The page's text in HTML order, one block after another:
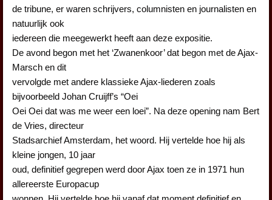
de tribune, er waren schrijvers, columnisten en journalisten en
natuurlijk ook
iedereen die meegewerkt heeft aan deze expositie.
De avond begon met het ‘Zwanenkoor’ dat begon met de Ajax-
Marsch en dit
vervolgde met andere klassieke Ajax-liederen zoals
bijvoorbeeld Johan Cruijff’s “Oei
Oei Oei dat was me weer een loei”. Na deze opening nam Bert
de Vries, directeur
Stadsarchief Amsterdam, het woord. Hij vertelde hoe hij als
kleine jongen, 10 jaar
oud, definitief gegrepen werd door Ajax toen ze in 1971 hun
allereerste Europacup